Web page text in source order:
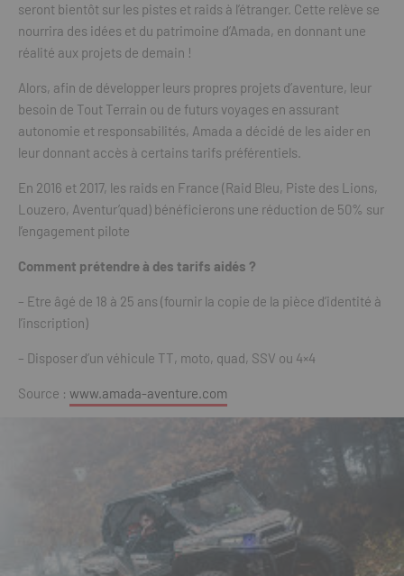
seront bientôt sur les pistes et raids à l’étranger. Cette relève se
nourrira des idées et du patrimoine d’Amada, en donnant une
réalité aux projets de demain !
Alors, afin de développer leurs propres projets d’aventure, leur
besoin de Tout Terrain ou de futurs voyages en assurant
autonomie et responsabilités, Amada a décidé de les aider en
leur donnant accès à certains tarifs préférentiels.
En 2016 et 2017, les raids en France (Raid Bleu, Piste des Lions,
Louzero, Aventur’quad) bénéficierons une réduction de 50% sur
l’engagement pilote
Comment prétendre à des tarifs aidés ?
– Etre âgé de 18 à 25 ans (fournir la copie de la pièce d’identité à
l’inscription)
– Disposer d’un véhicule TT, moto, quad, SSV ou 4×4
Source : www.amada-aventure.com